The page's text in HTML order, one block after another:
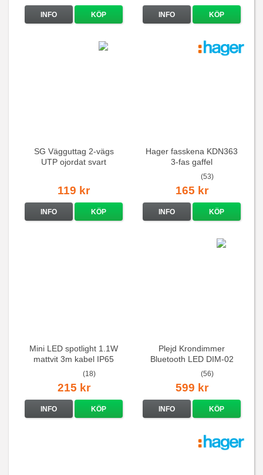
INFO KÖP INFO KÖP
SG Vägguttag 2-vägs
UTP ojordat svart
119 kr
INFO KÖP
Hager fasskena KDN363
3-fas gaffel
(53)
165 kr
INFO KÖP
Mini LED spotlight 1.1W
mattvit 3m kabel IP65
(18)
215 kr
INFO KÖP
Plejd Krondimmer
Bluetooth LED DIM-02
(56)
599 kr
INFO KÖP